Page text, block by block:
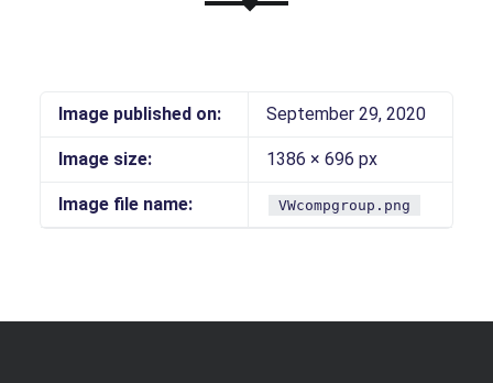
Image published on: September 29, 2020
Image size: 1386 × 696 px
Image file name: VWcompgroup.png